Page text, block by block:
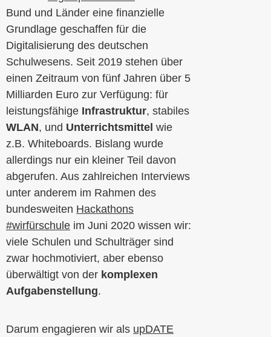
Bund und Länder eine finanzielle
Grundlage geschaffen für die
Digitalisierung des deutschen
Schulwesens. Seit 2019 stehen über
einen Zeitraum von fünf Jahren über 5
Milliarden Euro zur Verfügung: für
leistungsfähige Infrastruktur, stabiles
WLAN, und Unterrichtsmittel wie
z.B. Whiteboards. Bislang wurde
allerdings nur ein kleiner Teil davon
abgerufen. Aus zahlreichen Interviews
unter anderem im Rahmen des
bundesweiten Hackathons
#wirfürschule im Juni 2020 wissen wir:
viele Schulen und Schulträger sind
zwar hochmotiviert, aber ebenso
überwältigt von der komplexen
Aufgabenstellung.
Darum engagieren wir als upDATE